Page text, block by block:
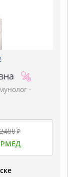
·
2400₽